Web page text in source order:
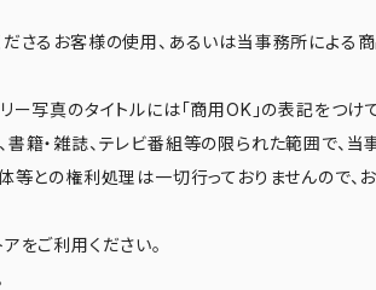
ださるお客様の使用、あるいは当事務所による
ー写真のタイトルには「商用OK」の表記をつけ
書籍・雑誌、テレビ番組等の限られた範囲で、当
等との権利処理は一切行っておりませんので、
をご利用ください。